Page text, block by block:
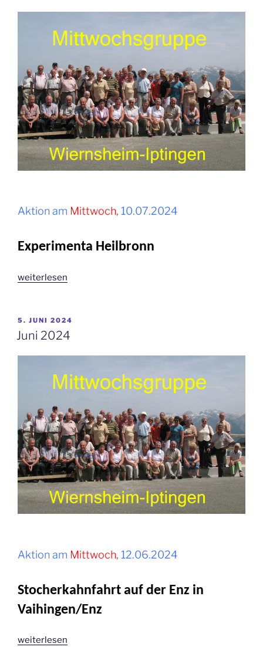
Aktion am Mittwoch, 10.07.2024
Experimenta Heilbronn
„Juli
weiterlesen
VERÖFFENTLICHT
AM
5. JUNI 2024
Juni 2024
Aktion am Mittwoch, 12.06.2024
Stocherkahnfahrt auf der Enz in
Vaihingen/Enz
„Juni
weiterlesen